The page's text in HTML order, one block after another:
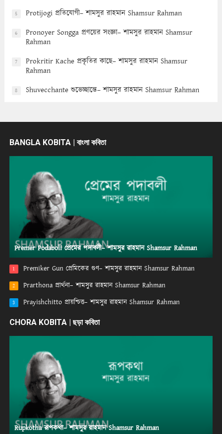
5 Protijogi প্রতিযোগী– শামসুর রাহমান Shamsur Rahman
6
Pronoyer Songga প্রণয়ের সংজ্ঞা– শামসুর রাহমান Shamsur
Rahman
7
Prokritir Kache প্রকৃতির কাছে– শামসুর রাহমান Shamsur
Rahman
8 Shuvecchante শুভেচ্ছান্তে– শামসুর রাহমান Shamsur Rahman
BANGLA KOBITA | বাংলা কবিতা
Premer Podaboli প্রেমের পদাবলী– শামসুর রাহমান Shamsur Rahman
1 Premiker Gun প্রেমিকের গুণ– শামসুর রাহমান Shamsur Rahman
2 Prarthona প্রার্থনা– শামসুর রাহমান Shamsur Rahman
3 Prayishchitto প্রায়শ্চিত্ত– শামসুর রাহমান Shamsur Rahman
CHORA KOBITA | ছড়া কবিতা
Rupkotha রূপকথা– শামসুর রাহমান Shamsur Rahman